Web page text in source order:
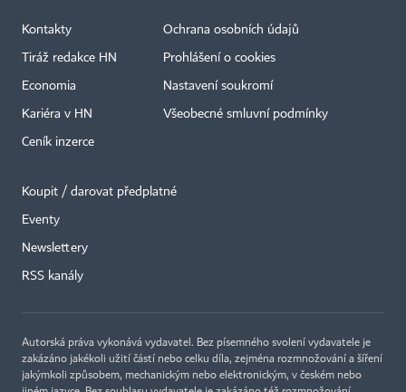
Kontakty
Tiráž redakce HN
Economia
Kariéra v HN
Ceník inzerce
Ochrana osobních údajů
Prohlášení o cookies
Nastavení soukromí
Všeobecné smluvní podmínky
Koupit / darovat předplatné
Eventy
Newslettery
RSS kanály
Autorská práva vykonává vydavatel. Bez písemného svolení vydavatele je
zakázáno jakékoli užití částí nebo celku díla, zejména rozmnožování a šíření
jakýmkoli způsobem, mechanickým nebo elektronickým, v českém nebo